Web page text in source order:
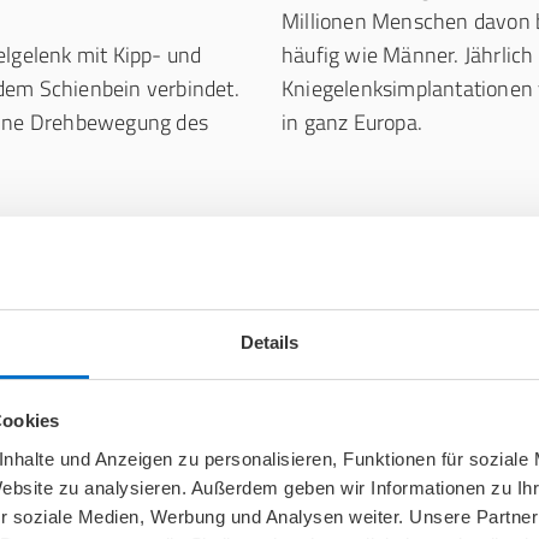
Details
und Anzeigen zu personalisieren, Funktionen für soziale
zu analysieren. Außerdem geben wir Informationen zu
soziale Medien, Werbung und Analysen weiter. Unsere
mit Kipp- und
Schienbein verbindet.
Drehbewegung des
Millionen Menschen
häufig wie Männer.
in ganz Europa.
sind
auf die Kniekehle, den
und die Schleimbeutel
Natur
stammen, von
ein
hinweist bzw. durch
die Ursachen
einmal genauer
vor.